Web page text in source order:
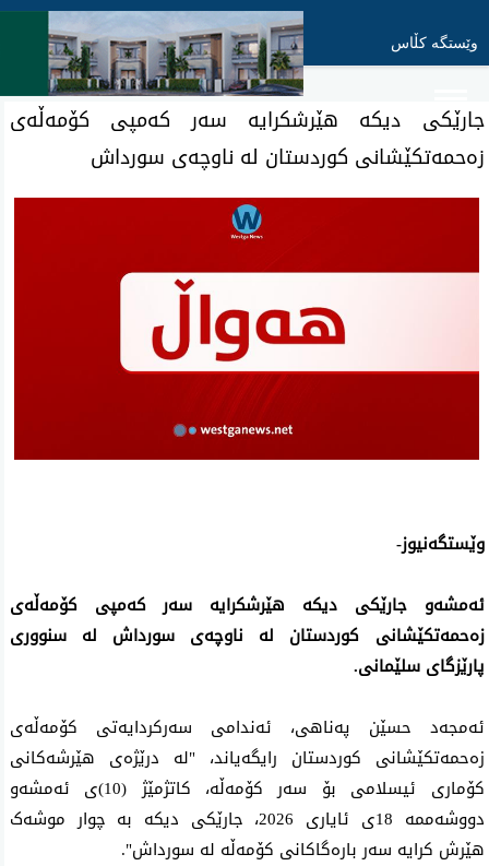
وێستگە کڵاس
جارێكی دیكه‌ هێرشكرایه‌ سه‌ر كه‌مپی كۆمه‌ڵه‌ی
زه‌حمه‌تكێشانی كوردستان له‌ ناوچه‌ی سورداش
وێستگەنیوز-
ئەمشەو جارێکی دیکە هێرشكرایه‌ سه‌ر كه‌مپی كۆمه‌ڵه‌ی
زه‌حمه‌تكێشانی كوردستان له‌ ناوچه‌ی سورداش لە سنووری
پارێزگای سلێمانی.
ئه‌مجه‌د حسێن په‌ناهی، ئه‌ندامی سه‌ركردایه‌تی كۆمه‌ڵه‌ی
زه‌حمه‌تكێشانی كوردستان رایگەیاند، "لە درێژەی هێرشەکانی
کۆماری ئیسلامی بۆ سەر کۆمەڵە، کاتژمێژ (10)ی ئەمشەو
دووشەممە 18ی ئایاری 2026، جارێكی دیكه‌ بە چوار موشەک
هێرش کرایە سەر بارەگاکانی کۆمەڵە لە سورداش".